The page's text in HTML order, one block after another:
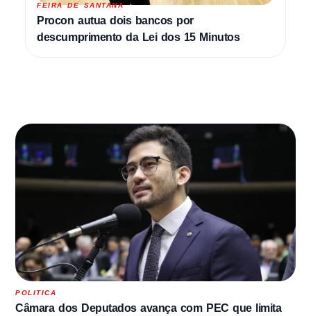
FEIRA DE SANTANA
Procon autua dois bancos por
descumprimento da Lei dos 15 Minutos
POLITICA
Câmara dos Deputados avança com PEC que limita